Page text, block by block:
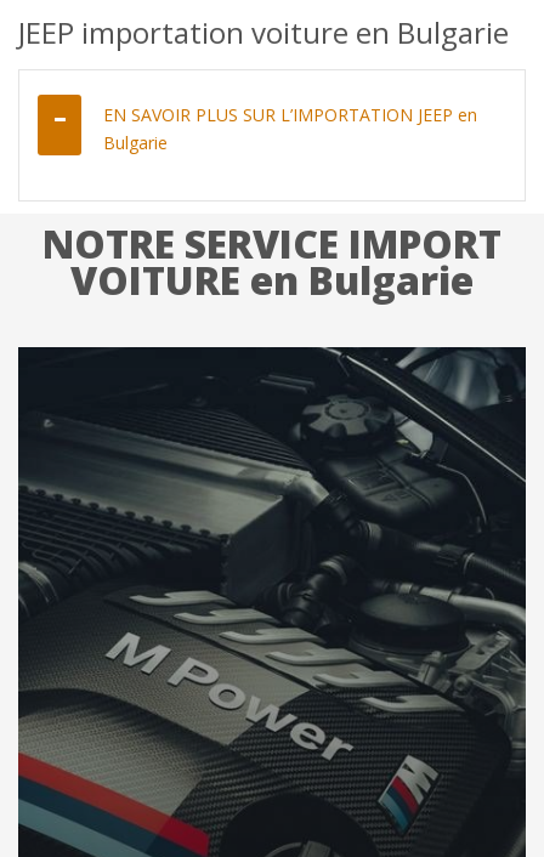
JEEP importation voiture en Bulgarie
EN SAVOIR PLUS SUR L’IMPORTATION JEEP en
Bulgarie
NOTRE SERVICE IMPORT
VOITURE en Bulgarie